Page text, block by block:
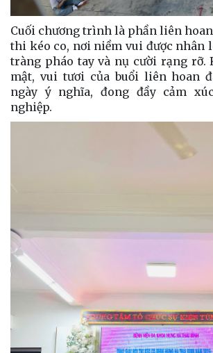
Cuối chương trình là phần liên
thi kéo co, nơi niềm vui được nhân
tràng pháo tay và nụ cười rạng rỡ.
mật, vui tươi của buổi liên hoan
ngày ý nghĩa, đong đầy cảm
nghiệp.